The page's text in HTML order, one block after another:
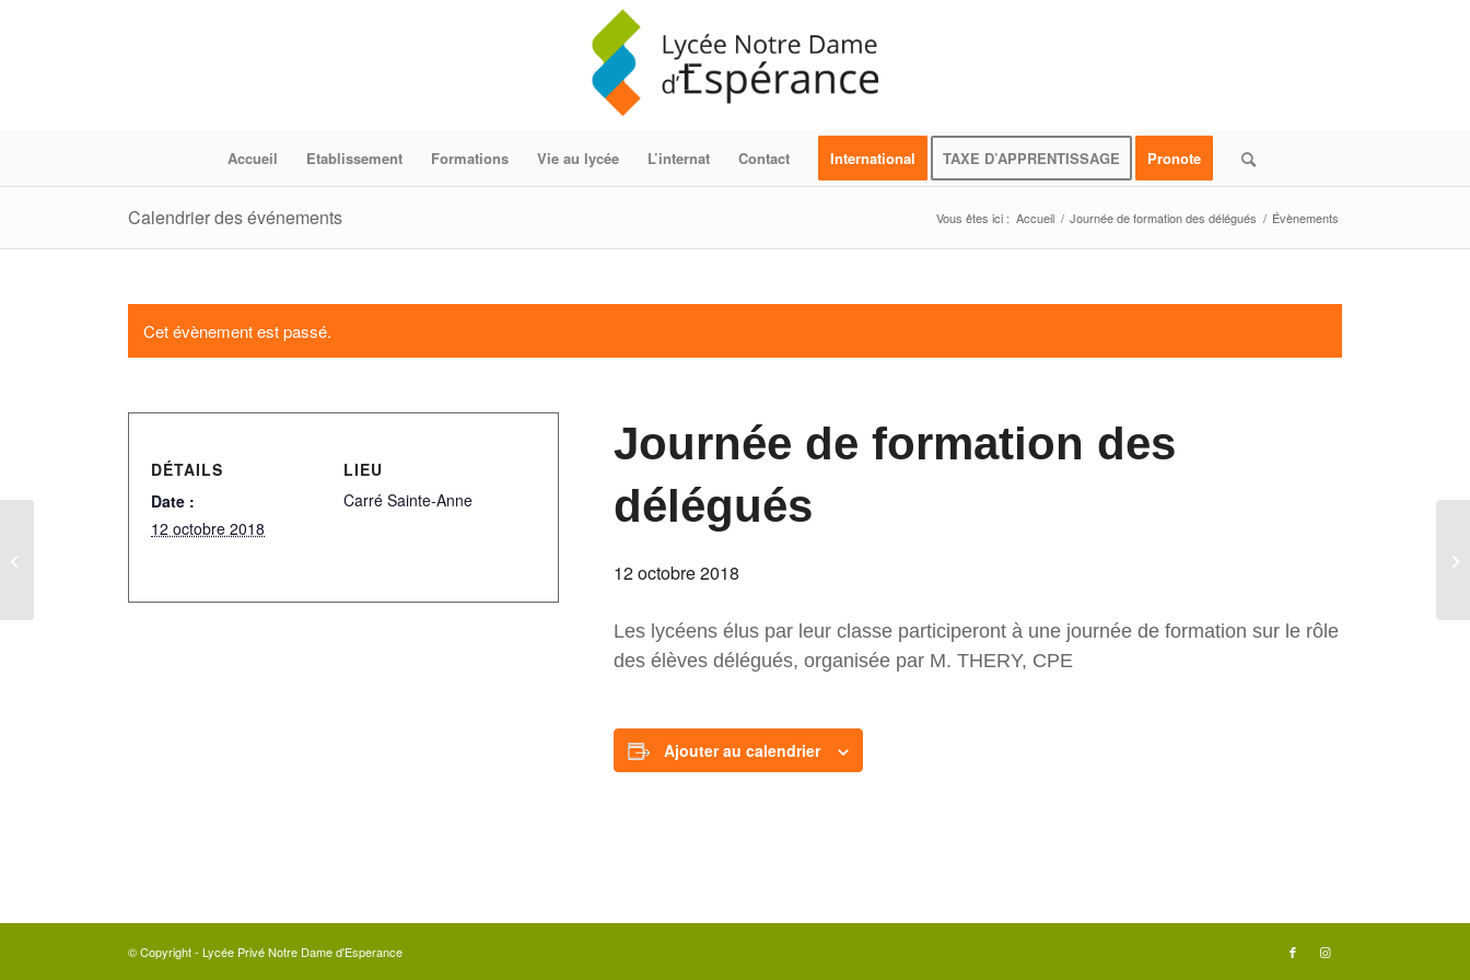
Accueil Etablissement Formations Vie au lycée L’internat Contact International TAXE D’APPRENTISSAGE Pronote
Calendrier des événements Vous êtes ici : Accueil / Journée de formation des délégués / Évènements
Cet évènement est passé.
Journée de formation des
délégués
12 octobre 2018
Les lycéens élus par leur classe participeront à une journée de formation sur le rôle
des élèves délégués, organisée par M. THERY, CPE
Ajouter au calendrier
DÉTAILS
Date :
12 octobre 2018
LIEU
Carré Sainte-Anne
© Copyright - Lycée Privé Notre Dame d'Esperance